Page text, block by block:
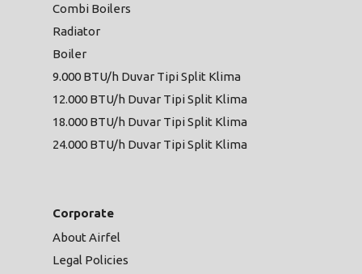
Combi Boilers
Radiator
Boiler
9.000 BTU/h Duvar Tipi Split Klima
12.000 BTU/h Duvar Tipi Split Klima
18.000 BTU/h Duvar Tipi Split Klima
24.000 BTU/h Duvar Tipi Split Klima
Corporate
About Airfel
Legal Policies